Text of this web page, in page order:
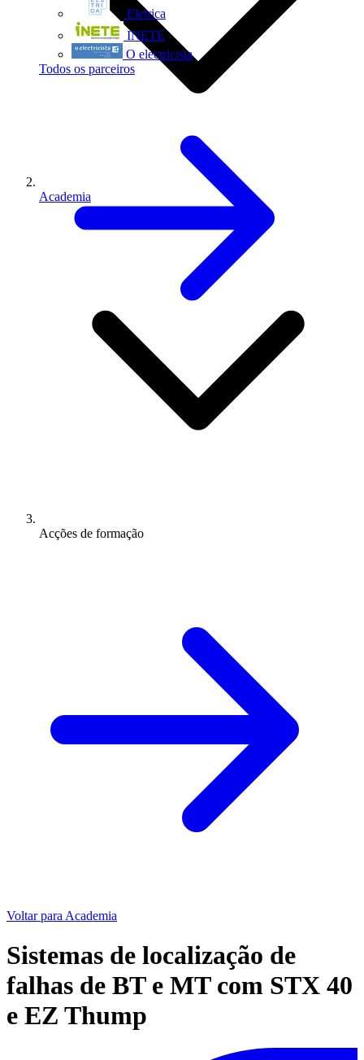
Eletrica
INETE
O electricista
Todos os parceiros
Academia
Acções de formação
Voltar para Academia
Sistemas de localização de
falhas de BT e MT com STX 40
e EZ Thump